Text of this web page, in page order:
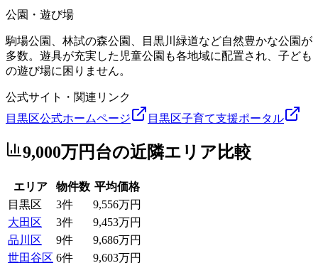
公園・遊び場
駒場公園、林試の森公園、目黒川緑道など自然豊かな公園が
多数。遊具が充実した児童公園も各地域に配置され、子ども
の遊び場に困りません。
公式サイト・関連リンク
目黒区公式ホームページ
目黒区子育て支援ポータル
9,000万円台の近隣エリア比較
エリア 物件数 平均価格
目黒区
3件
9,556万円
大田区
3件
9,453万円
品川区
9件
9,686万円
世田谷区 6件
9,603万円